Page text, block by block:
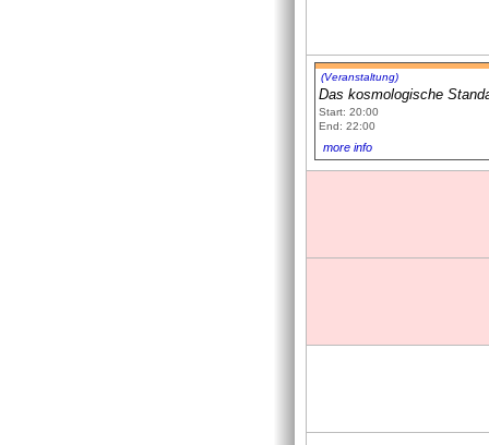
(Veranstaltung)
Das kosmologische
Start: 20:00
End: 22:00
more info